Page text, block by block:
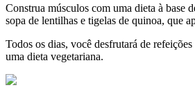
Construa músculos com uma dieta à base
sopa de lentilhas e tigelas de quinoa, que
Todos os dias, você desfrutará de
uma dieta vegetariana.